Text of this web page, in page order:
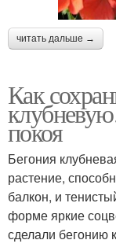
читать дальше →
Как
покоя
Бегония
растение,
балкон, и
форме яркие
сделали бегонию